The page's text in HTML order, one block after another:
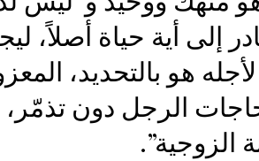
إلى أية حياة أصلاً،
هو بالتحديد،
الرجل دون تذمّر،
الزوجية”.